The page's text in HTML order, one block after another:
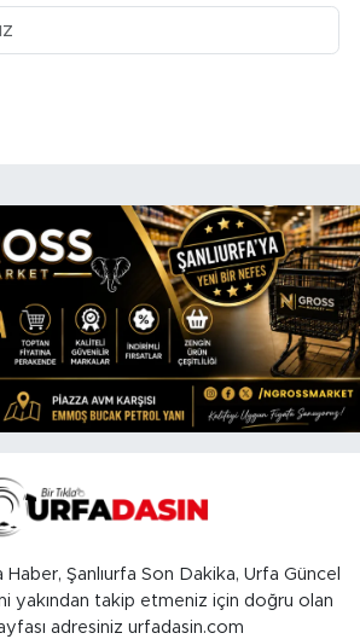
Haber, Şanlıurfa Son Dakika, Urfa Güncel
yakından takip etmeniz için doğru olan
adresiniz urfadasin.com